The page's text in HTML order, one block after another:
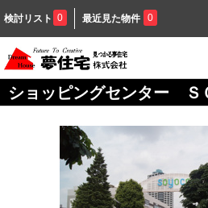
検討リスト 0 最近見た物件 0
ショッピングセンター Ｓ